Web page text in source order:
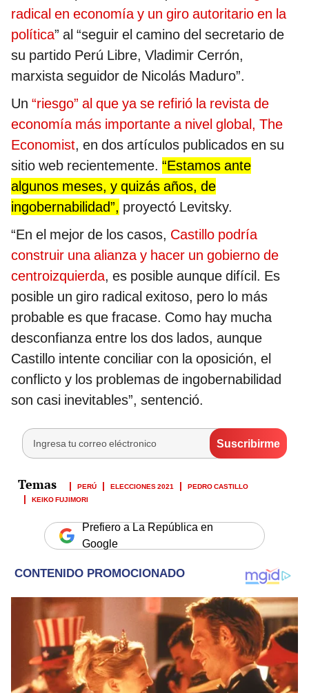
radical en economía y un giro autoritario en la
política” al “seguir el camino del secretario de
su partido Perú Libre, Vladimir Cerrón,
marxista seguidor de Nicolás Maduro”.
Un “riesgo” al que ya se refirió la revista de
economía más importante a nivel global, The
Economist, en dos artículos publicados en su
sitio web recientemente. “Estamos ante
algunos meses, y quizás años, de
ingobernabilidad”, proyectó Levitsky.
“En el mejor de los casos, Castillo podría
construir una alianza y hacer un gobierno de
centroizquierda, es posible aunque difícil. Es
posible un giro radical exitoso, pero lo más
probable es que fracase. Como hay mucha
desconfianza entre los dos lados, aunque
Castillo intente conciliar con la oposición, el
conflicto y los problemas de ingobernabilidad
son casi inevitables”, sentenció.
PERÚ ELECCIONES 2021
PEDRO CASTILLO
KEIKO FUJIMORI
Prefiero a La República en
Google